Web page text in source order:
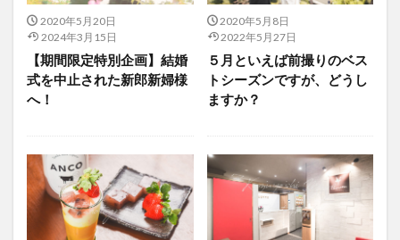
2020年5月20日
2024年3月15日
【期間限定特別企画】結婚
式を中止された新郎新婦様
へ！
2020年5月8日
2022年5月27日
５月といえば前撮りのベス
トシーズンですが、どうし
ますか？